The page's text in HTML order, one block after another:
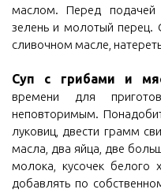
маслом. Перед подачей
зелень и молотый перец.
сливочном масле,
Суп с грибами и
времени для
неповторимым.
луковиц, двести грамм
масла, два яйца, две
молока, кусочек белого
добавлять по